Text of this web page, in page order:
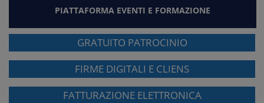
PIATTAFORMA EVENTI E FORMAZIONE
GRATUITO PATROCINIO
FIRME DIGITALI E CLIENS
FATTURAZIONE ELETTRONICA